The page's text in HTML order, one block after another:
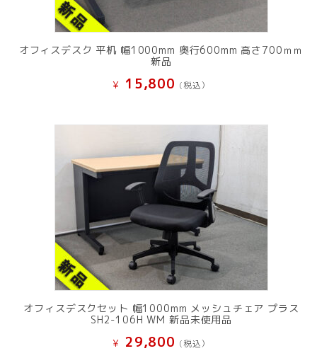
オフィスデスク 平机 幅1000mm 奥行600mm 高さ700ｍｍ
新品
¥ 15,800 (税込）
オフィスデスクセット 幅1000mm メッシュチェア プラス
SH2-106H WM 新品未使用品
¥ 29,800 (税込）